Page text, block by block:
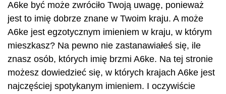
A6ke być może zwróciło Twoją uwagę, ponieważ
jest to imię dobrze znane w Twoim kraju. A może
A6ke jest egzotycznym imieniem w kraju, w którym
mieszkasz? Na pewno nie zastanawiałeś się, ile
znasz osób, których imię brzmi A6ke. Na tej stronie
możesz dowiedzieć się, w których krajach A6ke jest
najczęściej spotykanym imieniem. I oczywiście